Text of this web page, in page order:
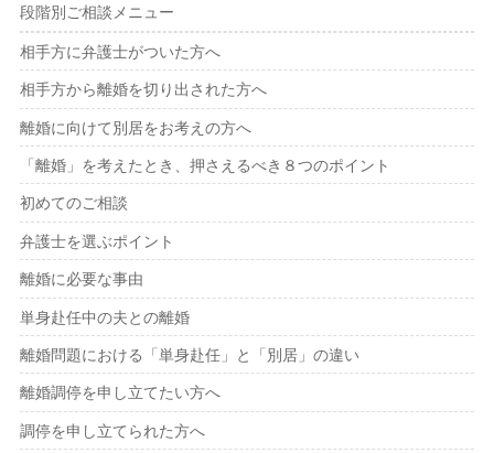
段階別ご相談メニュー
相手方に弁護士がついた方へ
相手方から離婚を切り出された方へ
離婚に向けて別居をお考えの方へ
「離婚」を考えたとき、押さえるべき８つのポイント
初めてのご相談
弁護士を選ぶポイント
離婚に必要な事由
単身赴任中の夫との離婚
離婚問題における「単身赴任」と「別居」の違い
離婚調停を申し立てたい方へ
調停を申し立てられた方へ